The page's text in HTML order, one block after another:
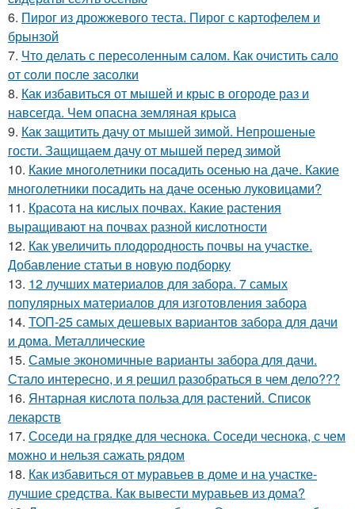
6. Пирог из дрожжевого теста. Пирог с картофелем и
брынзой
7. Что делать с пересоленным салом. Как очистить сало
от соли после засолки
8. Как избавиться от мышей и крыс в огороде раз и
навсегда. Чем опасна земляная крыса
9. Как защитить дачу от мышей зимой. Непрошеные
гости. Защищаем дачу от мышей перед зимой
10. Какие многолетники посадить осенью на даче. Какие
многолетники посадить на даче осенью луковицами?
11. Красота на кислых почвах. Какие растения
выращивают на почвах разной кислотности
12. Как увеличить плодородность почвы на участке.
Добавление статьи в новую подборку
13. 12 лучших материалов для забора. 7 самых
популярных материалов для изготовления забора
14. ТОП-25 самых дешевых вариантов забора для дачи
и дома. Металлические
15. Самые экономичные варианты забора для дачи.
Стало интересно, и я решил разобраться в чем дело???
16. Янтарная кислота польза для растений. Список
лекарств
17. Соседи на грядке для чеснока. Соседи чеснока, с чем
можно и нельзя сажать рядом
18. Как избавиться от муравьев в доме и на участке-
лучшие средства. Как вывести муравьев из дома?